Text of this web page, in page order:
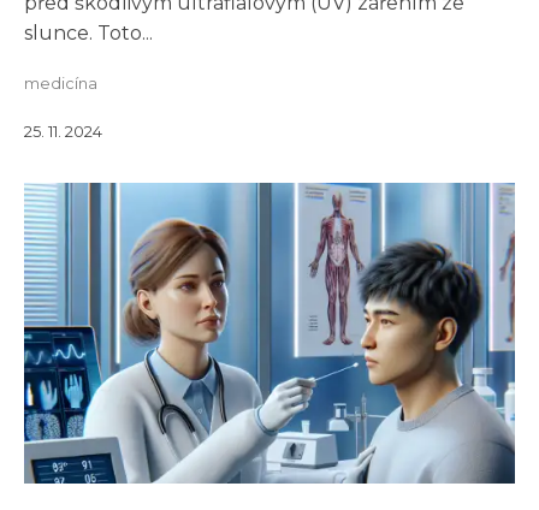
slunce. Toto...
medicína
25. 11. 2024